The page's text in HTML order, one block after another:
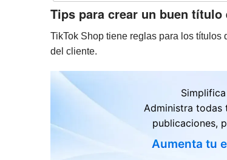
Tips para crear un buen título
TikTok Shop tiene reglas para los
del cliente.
Administra todas
publicaciones,
Aumenta tu